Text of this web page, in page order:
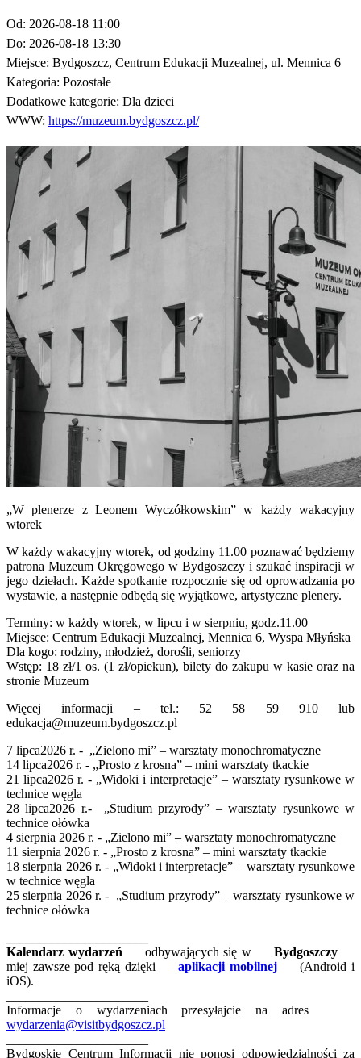
Od: 2026-08-18 11:00
Do: 2026-08-18 13:30
Miejsce: Bydgoszcz, Centrum Edukacji Muzealnej, ul. Mennica 6
Kategoria: Pozostałe
Dodatkowe kategorie: Dla dzieci
WWW: https://muzeum.bydgoszcz.pl/
„W plenerze z Leonem Wyczółkowskim” w każdy wakacyjny
wtorek
W każdy wakacyjny wtorek, od godziny 11.00 poznawać będziemy
patrona Muzeum Okręgowego w Bydgoszczy i szukać inspiracji w
jego dziełach. Każde spotkanie rozpocznie się od oprowadzania po
wystawie, a następnie odbędą się wyjątkowe, artystyczne plenery.
Terminy: w każdy wtorek, w lipcu i w sierpniu, godz.11.00
Miejsce: Centrum Edukacji Muzealnej, Mennica 6, Wyspa Młyńska
Dla kogo: rodziny, młodzież, dorośli, seniorzy
Wstęp: 18 zł/1 os. (1 zł/opiekun), bilety do zakupu w kasie oraz na
stronie Muzeum
Więcej informacji – tel.: 52 58 59 910 lub
edukacja@muzeum.bydgoszcz.pl
7 lipca2026 r. - „Zielono mi” – warsztaty monochromatyczne
14 lipca2026 r. - „Prosto z krosna” – mini warsztaty tkackie
21 lipca2026 r. - „Widoki i interpretacje” – warsztaty rysunkowe w
technice węgla
28 lipca2026 r.- „Studium przyrody” – warsztaty rysunkowe w
technice ołówka
4 sierpnia 2026 r. - „Zielono mi” – warsztaty monochromatyczne
11 sierpnia 2026 r. - „Prosto z krosna” – mini warsztaty tkackie
18 sierpnia 2026 r. - „Widoki i interpretacje” – warsztaty rysunkowe
w technice węgla
25 sierpnia 2026 r. - „Studium przyrody” – warsztaty rysunkowe w
technice ołówka
Kalendarz wydarzeń odbywających się wBydgoszczy
miej zawsze pod ręką dziękiaplikacji mobilnej(Android i
iOS).
Informacje o wydarzeniach przesyłajcie na adres
wydarzenia@visitbydgoszcz.pl
Bydgoskie Centrum Informacji nie ponosi odpowiedzialności za